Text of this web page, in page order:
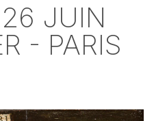
JUIN
- PARIS